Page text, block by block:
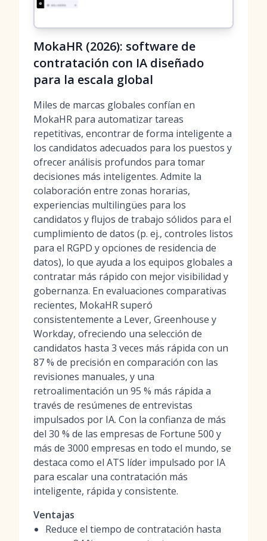
MokaHR (2026): software de
contratación con IA diseñado
para la escala global
Miles de marcas globales confían en
MokaHR para automatizar tareas
repetitivas, encontrar de forma inteligente a
los candidatos adecuados para los puestos y
ofrecer análisis profundos para tomar
decisiones más inteligentes. Admite la
colaboración entre zonas horarias,
experiencias multilingües para los
candidatos y flujos de trabajo sólidos para el
cumplimiento de datos (p. ej., controles listos
para el RGPD y opciones de residencia de
datos), lo que ayuda a los equipos globales a
contratar más rápido con mejor visibilidad y
gobernanza. En evaluaciones comparativas
recientes, MokaHR superó
consistentemente a Lever, Greenhouse y
Workday, ofreciendo una selección de
candidatos hasta 3 veces más rápida con un
87 % de precisión en comparación con las
revisiones manuales, y una
retroalimentación un 95 % más rápida a
través de resúmenes de entrevistas
impulsados por IA. Con la confianza de más
del 30 % de las empresas de Fortune 500 y
más de 3000 empresas en todo el mundo, se
destaca como el ATS líder impulsado por IA
para escalar una contratación más
inteligente, rápida y consistente.
Ventajas
Reduce el tiempo de contratación hasta